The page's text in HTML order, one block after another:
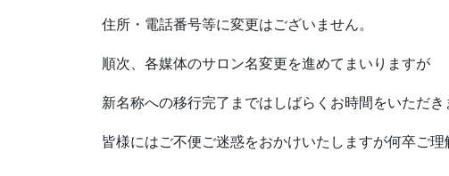
住所・電話番号等に変更はございません。
順次、各媒体のサロン名変更を進めてまいりますが
新名称への移行完了まではしばらくお時間をいただき
皆様にはご不便ご迷惑をおかけいたしますが何卒ご